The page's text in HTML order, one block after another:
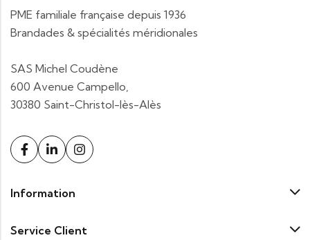
PME familiale française depuis 1936
Brandades & spécialités méridionales
SAS Michel Coudène
600 Avenue Campello,
30380 Saint-Christol-lès-Alès
Information
Service Client